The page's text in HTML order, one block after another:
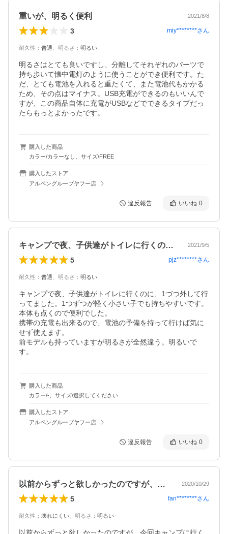
重いが、明るく便利 2021/8/8
3 miy********さん
耐久性 ： 普通 明るさ ： 明るい
明るさはとても良いですし、分離してそれぞれのパーツで
持ち歩いて懐中電灯のように使うことができ便利です。た
だ、とても電池を入れると重たくて、また電池代もかかる
ため、その点はマイナス。USB充電ができるのもいいんで
すが、この商品自体に充電がUSBなどでできるタイプだっ
たらもっとよかったです。
購入した商品
カラー/カラーなし、サイズ/FREE
購入したストア
アルペングループヤフー店
違反報告 いいね 0
キャンプで夜、子供達がトイレに行くのに… 2021/9/5
5 pjz********さん
耐久性 ： 普通 明るさ ： 明るい
キャンプで夜、子供達がトイレに行くのに、1づつ外して行
ってました。1つずつが軽く小さい子でも持ちやすいです。
本体も点くので便利でした。
携帯の充電も出来るので、電池の予備を持って行けば気に
せず使えます。
前モデルも持っていますが明るさが全然違う。明るいで
す。
購入した商品
カラー/-、サイズ/選択してください
購入したストア
アルペングループヤフー店
違反報告 いいね 0
以前からずっと欲しかったのですが、今回… 2020/10/29
5 fan********さん
耐久性 ： 壊れにくい 明るさ ： 明るい